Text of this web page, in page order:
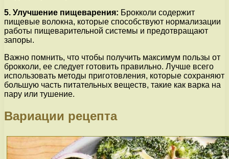
5. Улучшение пищеварения: Брокколи содержит
пищевые волокна, которые способствуют нормализации
работы пищеварительной системы и предотвращают
запоры.
Важно помнить, что чтобы получить максимум пользы от
брокколи, ее следует готовить правильно. Лучше всего
использовать методы приготовления, которые сохраняют
большую часть питательных веществ, такие как варка на
пару или тушение.
Вариации рецепта